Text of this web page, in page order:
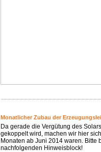
Monatlicher Zubau der
Da gerade die Vergütung des
gekoppelt wird, machen wir hier
Monaten ab Juni 2014 waren. Bitte
nachfolgenden Hinweisblock!